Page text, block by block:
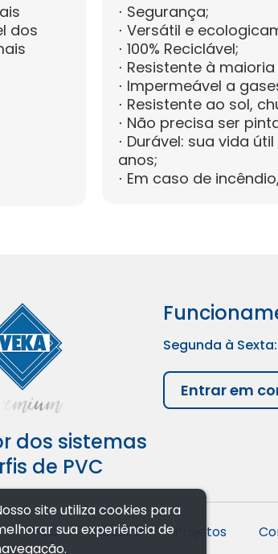
dos
⋅ Segurança;
⋅ Versátil e
⋅ 100% Reciclável;
⋅ Resistente à
⋅ Impermeável a
⋅ Resistente ao sol,
⋅ Não precisa ser
⋅ Durável: sua vida
anos;
⋅ Em caso de
site utiliza cookies para
sua experiência de
dos sistemas
de PVC
Segunda à Sexta:
Entrar em
PVC Madeira Projetos